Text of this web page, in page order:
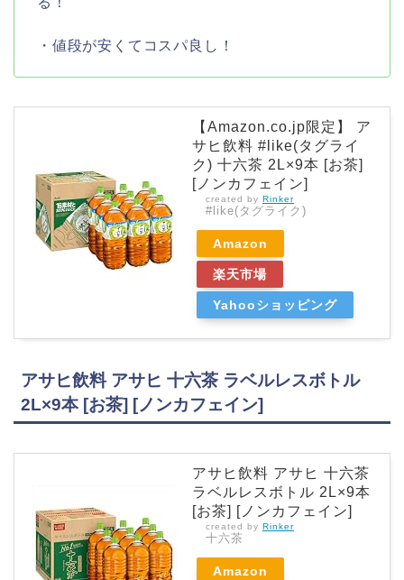
・値段が安くてコスパ良し！
【Amazon.co.jp限定】 ア
サヒ飲料 #like(タグライ
ク) 十六茶 2L×9本 [お茶]
[ノンカフェイン]
created by Rinker
#like(タグライク)
Amazon
楽天市場
Yahooショッピング
アサヒ飲料 アサヒ 十六茶 ラベルレスボトル
2L×9本 [お茶] [ノンカフェイン]
アサヒ飲料 アサヒ 十六茶
ラベルレスボトル 2L×9本
[お茶] [ノンカフェイン]
created by Rinker
十六茶
Amazon